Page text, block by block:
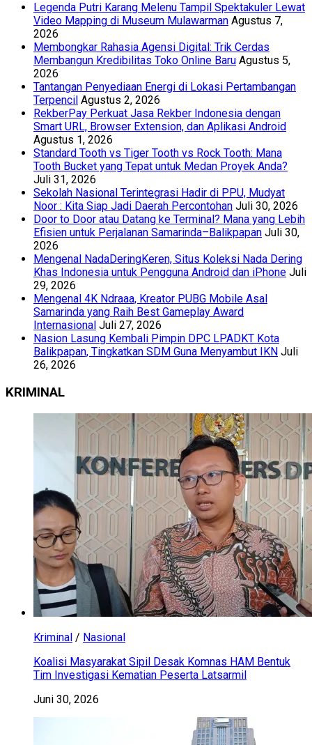
Legenda Putri Karang Melenu Tampil Spektakuler Lewat
Video Mapping di Museum Mulawarman Agustus 7,
2026
Membongkar Rahasia Agensi Digital: Trik Cerdas
Membangun Kredibilitas Toko Online Baru Agustus 5,
2026
Tantangan Penyediaan Energi di Lokasi Pertambangan
Terpencil Agustus 2, 2026
RekberPay Perkuat Jasa Rekber Indonesia dengan
Smart URL, Browser Extension, dan Aplikasi Android
Agustus 1, 2026
Standard Tooth vs Tiger Tooth vs Rock Tooth: Mana
Tooth Bucket yang Tepat untuk Medan Proyek Anda?
Juli 31, 2026
Sekolah Nasional Terintegrasi Hadir di PPU, Mudyat
Noor : Kita Siap Jadi Daerah Percontohan Juli 30, 2026
Door to Door atau Datang ke Terminal? Mana yang Lebih
Efisien untuk Perjalanan Samarinda–Balikpapan Juli 30,
2026
Mengenal NadaDeringKeren, Situs Koleksi Nada Dering
Khas Indonesia untuk Pengguna Android dan iPhone Juli
29, 2026
Mengenal 4K Ndraaa, Kreator PUBG Mobile Asal
Samarinda yang Raih Best Gameplay Award
Internasional Juli 27, 2026
Nasion Lasung Kembali Pimpin DPC LPADKT Kota
Balikpapan, Tingkatkan SDM Guna Menyambut IKN Juli
26, 2026
KRIMINAL
Kriminal / Nasional
Koalisi Masyarakat Sipil Desak Komnas HAM Bentuk
Tim Investigasi Kematian Peserta Latsarmil
Juni 30, 2026